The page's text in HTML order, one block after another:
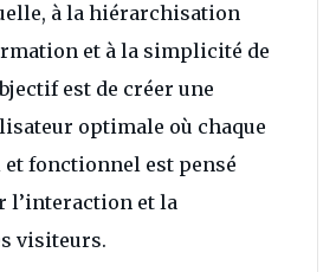
à la hiérarchisation
et à la simplicité de
est de créer une
optimale où chaque
fonctionnel est pensé
l’interaction et la
visiteurs.